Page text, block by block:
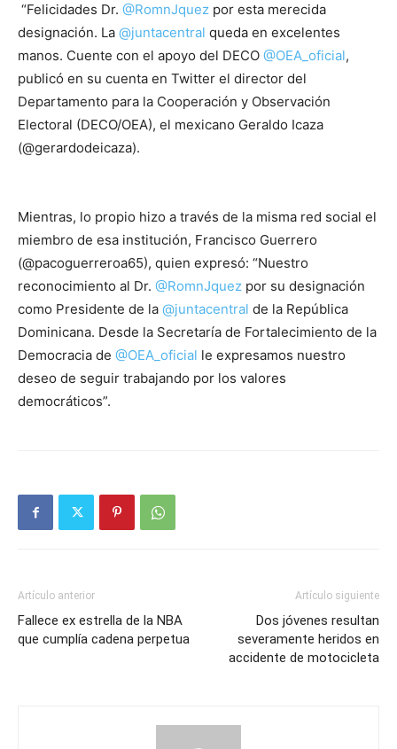
“Felicidades Dr. @RomnJquez por esta merecida
designación. La @juntacentral queda en excelentes
manos. Cuente con el apoyo del DECO @OEA_oficial,
publicó en su cuenta en Twitter el director del
Departamento para la Cooperación y Observación
Electoral (DECO/OEA), el mexicano Geraldo Icaza
(@gerardodeicaza).
Mientras, lo propio hizo a través de la misma red social el
miembro de esa institución, Francisco Guerrero
(@pacoguerreroa65), quien expresó: “Nuestro
reconocimiento al Dr. @RomnJquez por su designación
como Presidente de la @juntacentral de la República
Dominicana. Desde la Secretaría de Fortalecimiento de la
Democracia de @OEA_oficial le expresamos nuestro
deseo de seguir trabajando por los valores
democráticos”.
Artículo anterior
Fallece ex estrella de la NBA
que cumplía cadena perpetua
Artículo siguiente
Dos jóvenes resultan
severamente heridos en
accidente de motocicleta